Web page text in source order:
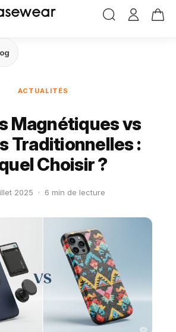
ACTUALITÉS
Magnétiques vs
Traditionnelles :
Choisir ?
2025 · 6 min de lecture